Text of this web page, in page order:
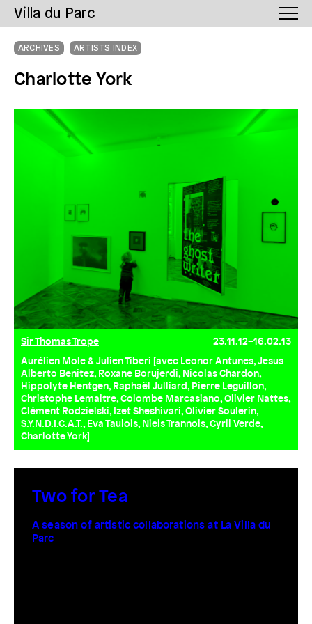
Villa du Parc
ARCHIVES ARTISTS INDEX
Charlotte York
Sir Thomas Trope
23.11.12–16.02.13
Aurélien Mole & Julien Tiberi [avec Leonor Antunes, Jesus
Alberto Benitez, Roxane Borujerdi, Nicolas Chardon,
Hippolyte Hentgen, Raphaël Julliard, Pierre Leguillon,
Christophe Lemaitre, Colombe Marcasiano, Olivier Nattes,
Clément Rodzielski, Izet Sheshivari, Olivier Soulerin,
S.Y.N.D.I.C.A.T., Eva Taulois, Niels Trannois, Cyril Verde,
Charlotte York]
Two for Tea
A season of artistic collaborations at La Villa du
Parc